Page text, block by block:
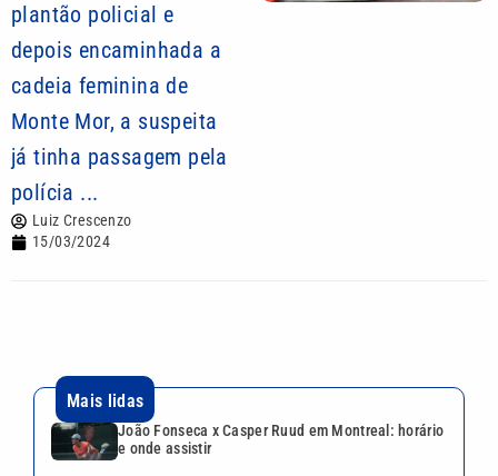
plantão policial e
depois encaminhada a
cadeia feminina de
Monte Mor, a suspeita
já tinha passagem pela
polícia ...
Luiz Crescenzo
15/03/2024
Mais lidas
João Fonseca x Casper Ruud em Montreal: horário
e onde assistir